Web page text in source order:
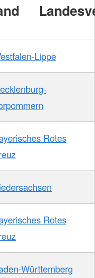
Lippe
Rotes
Rotes
Württemberg